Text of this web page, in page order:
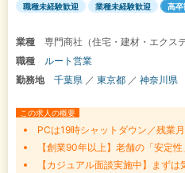
職種未経験歓迎
業種未経験歓迎 高卒
業種
専門商社（住宅・建材・エクス
職種
ルート営業
勤務地
千葉県 ／ 東京都 ／ 神奈川県
この求人の概要
PCは19時シャットダウン／残業
【創業90年以上】老舗の「安定
【カジュアル面談実施中】まず